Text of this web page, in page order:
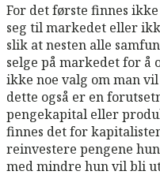
For det første finnes
seg til markedet eller
slik at nesten alle
selge på markedet for å
ikke noe valg om man
dette også er en
pengekapital eller
finnes det for
reinvestere pengene
med mindre hun vil bli